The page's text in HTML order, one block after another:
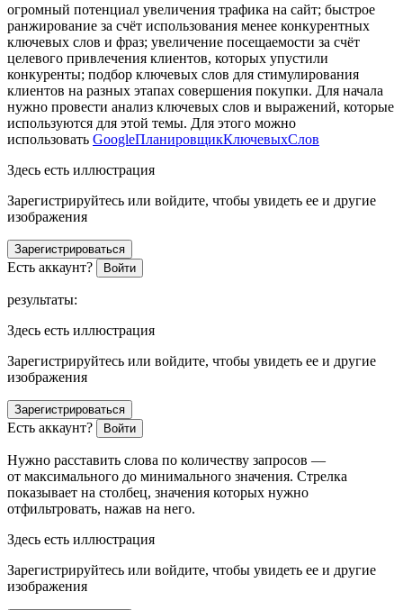
огромный потенциал увеличения трафика на сайт; быстрое
ранжирование за счёт использования менее конкурентных
ключевых слов и фраз; увеличение посещаемости за счёт
целевого привлечения клиентов, которых упустили
конкуренты; подбор ключевых слов для стимулирования
клиентов на разных этапах совершения покупки. Для начала
нужно провести анализ ключевых слов и выражений, которые
используются для этой темы. Для этого можно
использовать GoogleПланировщикКлючевыхСлов
Здесь есть иллюстрация
Зарегистрируйтесь или войдите, чтобы увидеть ее и другие
изображения
Зарегистрироваться
Есть аккаунт? Войти
результаты:
Здесь есть иллюстрация
Зарегистрируйтесь или войдите, чтобы увидеть ее и другие
изображения
Зарегистрироваться
Есть аккаунт? Войти
Нужно расставить слова по количеству запросов —
от максимального до минимального значения. Стрелка
показывает на столбец, значения которых нужно
отфильтровать, нажав на него.
Здесь есть иллюстрация
Зарегистрируйтесь или войдите, чтобы увидеть ее и другие
изображения